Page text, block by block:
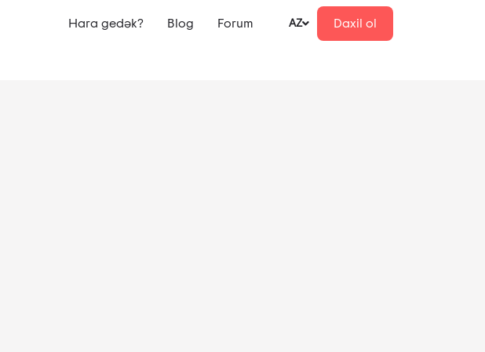
Hara gedək? Blog Forum AZ Daxil ol